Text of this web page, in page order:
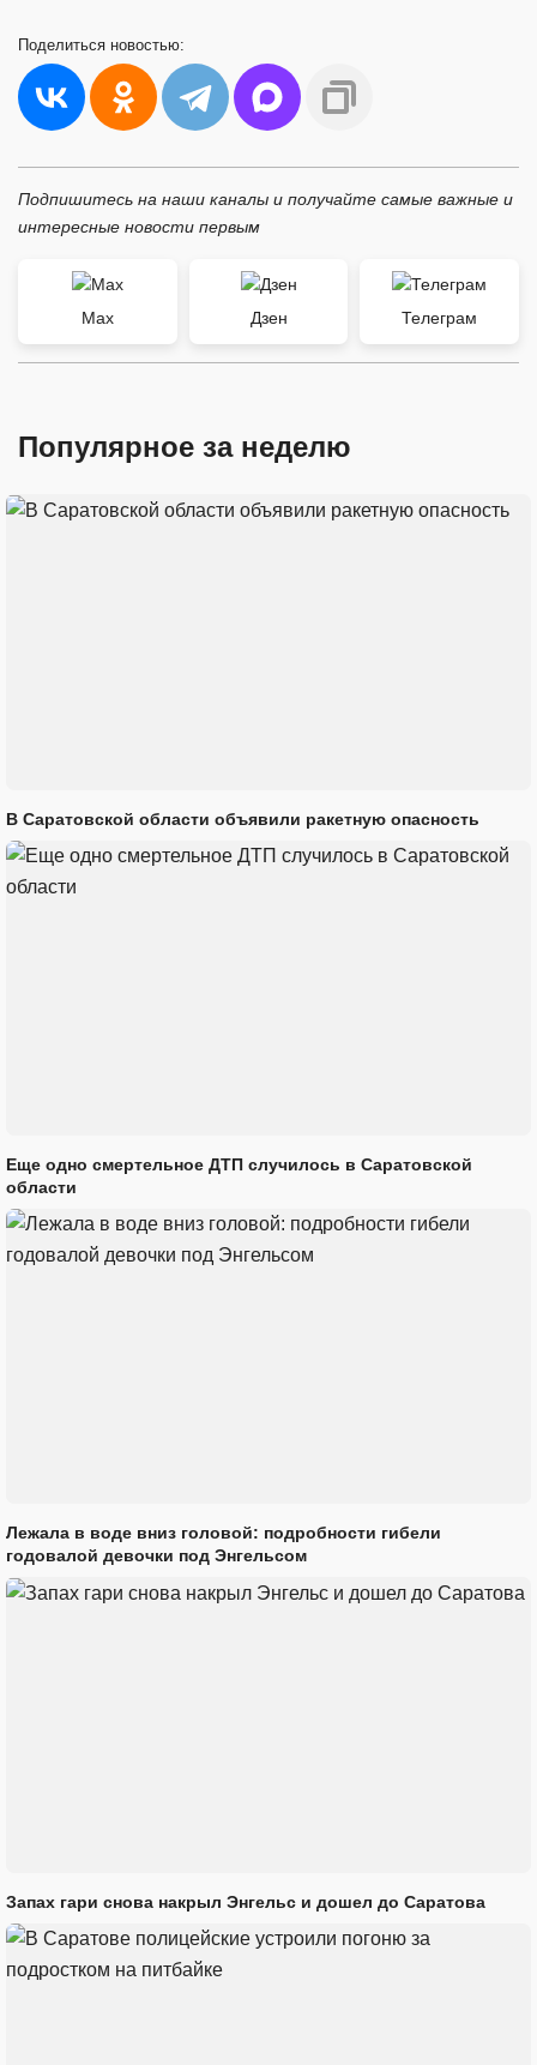
Поделиться новостью:
Подпишитесь на наши каналы и получайте самые важные и
интересные новости первым
Max Дзен Телеграм
Популярное за неделю
В Саратовской области объявили ракетную опасность
Еще одно смертельное ДТП случилось в Саратовской
области
Лежала в воде вниз головой: подробности гибели
годовалой девочки под Энгельсом
Запах гари снова накрыл Энгельс и дошел до Саратова